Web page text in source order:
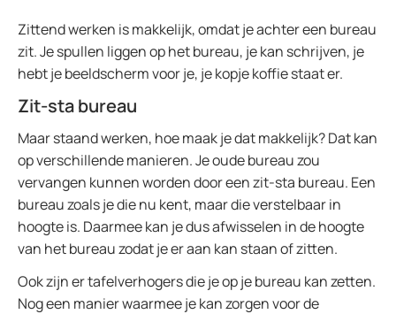
Zittend werken is makkelijk, omdat je achter een bureau
zit. Je spullen liggen op het bureau, je kan schrijven, je
hebt je beeldscherm voor je, je kopje koffie staat er.
Zit-sta bureau
Maar staand werken, hoe maak je dat makkelijk? Dat kan
op verschillende manieren. Je oude bureau zou
vervangen kunnen worden door een zit-sta bureau. Een
bureau zoals je die nu kent, maar die verstelbaar in
hoogte is. Daarmee kan je dus afwisselen in de hoogte
van het bureau zodat je er aan kan staan of zitten.
Ook zijn er tafelverhogers die je op je bureau kan zetten.
Nog een manier waarmee je kan zorgen voor de